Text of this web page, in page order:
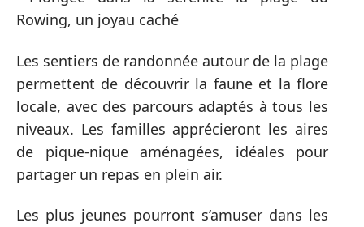
Les sentiers de randonnée autour de la plage
permettent de découvrir la faune et la flore
locale, avec des parcours adaptés à tous les
niveaux. Les familles apprécieront les aires
de pique-nique aménagées, idéales pour
partager un repas en plein air.
Les plus jeunes pourront s’amuser dans les